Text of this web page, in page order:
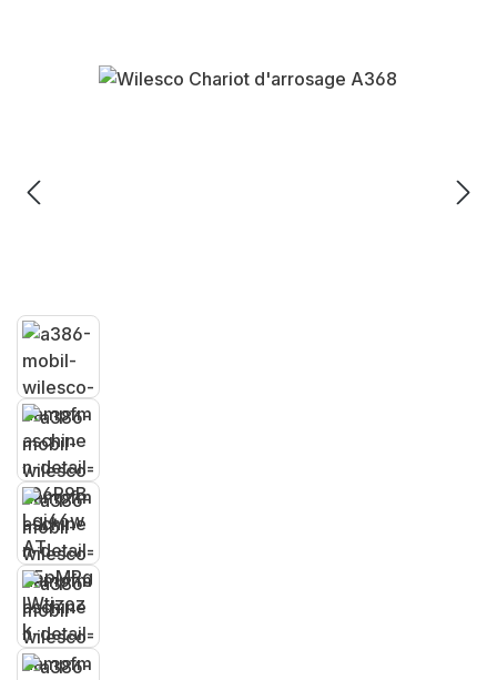
Ignorer la galerie d'images